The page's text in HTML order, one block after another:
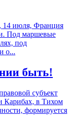
14 июля, Франция
Под маршевые
под
о...
быть!
субъект
Карибах, в Тихом
формируется